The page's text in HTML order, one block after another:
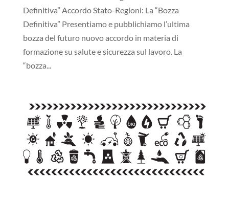
Definitiva” Accordo Stato-Regioni: La “Bozza
Definitiva” Presentiamo e pubblichiamo l’ultima
bozza del futuro nuovo accordo in materia di
formazione su salute e sicurezza sul lavoro. La
“bozza...